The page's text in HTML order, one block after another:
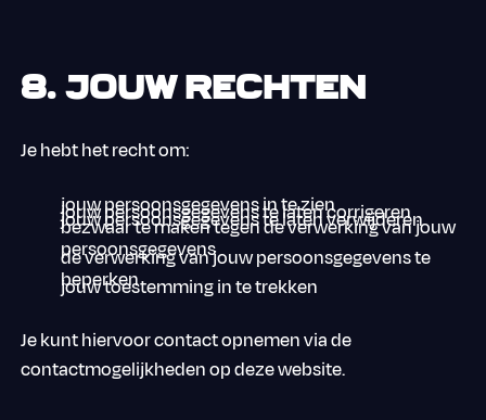
8. Jouw rechten
Je hebt het recht om:
jouw persoonsgegevens in te zien
jouw persoonsgegevens te laten corrigeren
jouw persoonsgegevens te laten verwijderen
bezwaar te maken tegen de verwerking van jouw
persoonsgegevens
de verwerking van jouw persoonsgegevens te
beperken
jouw toestemming in te trekken
Je kunt hiervoor contact opnemen via de
contactmogelijkheden op deze website.